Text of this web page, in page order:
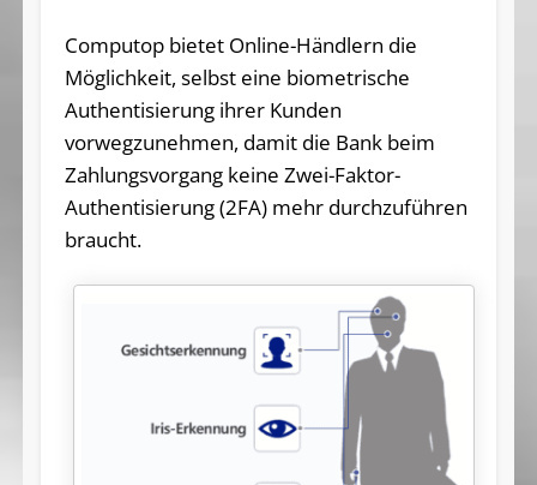
Computop bietet Online-Händlern die
Möglichkeit, selbst eine biometrische
Authentisierung ihrer Kunden
vorwegzunehmen, damit die Bank beim
Zahlungsvorgang keine Zwei-Faktor-
Authentisierung (2FA) mehr durchzuführen
braucht.